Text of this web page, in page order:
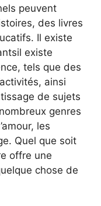
peuvent
des livres
Il existe
existe
tels que des
ainsi
de sujets
genres
les
Quel que soit
offre une
chose de